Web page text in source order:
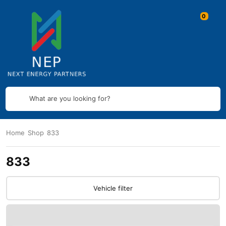
What are you looking for?
Home Shop 833
833
Vehicle filter